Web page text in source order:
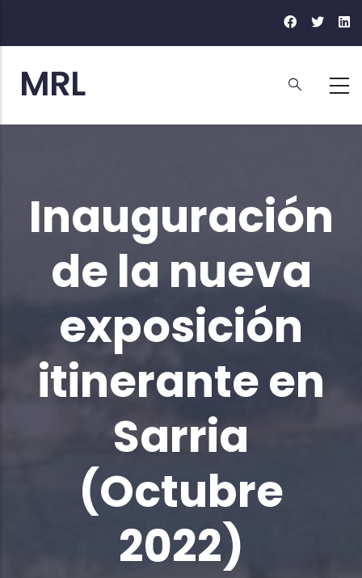
principal
Inauguración
de la nueva
exposición
itinerante en
Sarria
(Octubre
2022)